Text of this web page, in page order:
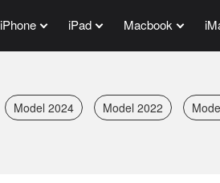
iPhone iPad Macbook
Model 2024 Model 2022